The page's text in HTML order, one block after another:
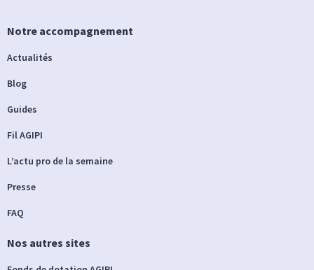
Notre accompagnement
Actualités
Blog
Guides
Fil AGIPI
L’actu pro de la semaine
Presse
FAQ
Nos autres sites